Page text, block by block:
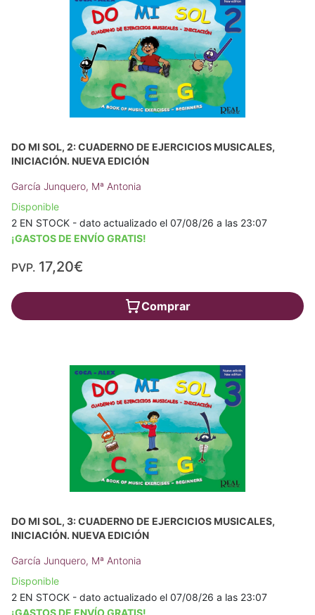
DO MI SOL, 2: CUADERNO DE EJERCICIOS MUSICALES,
INICIACIÓN. NUEVA EDICIÓN
García Junquero, Mª Antonia
Disponible
2 EN STOCK - dato actualizado el 07/08/26 a las 23:07
¡GASTOS DE ENVÍO GRATIS!
PVP. 17,20€
Comprar
DO MI SOL, 3: CUADERNO DE EJERCICIOS MUSICALES,
INICIACIÓN. NUEVA EDICIÓN
García Junquero, Mª Antonia
Disponible
2 EN STOCK - dato actualizado el 07/08/26 a las 23:07
¡GASTOS DE ENVÍO GRATIS!